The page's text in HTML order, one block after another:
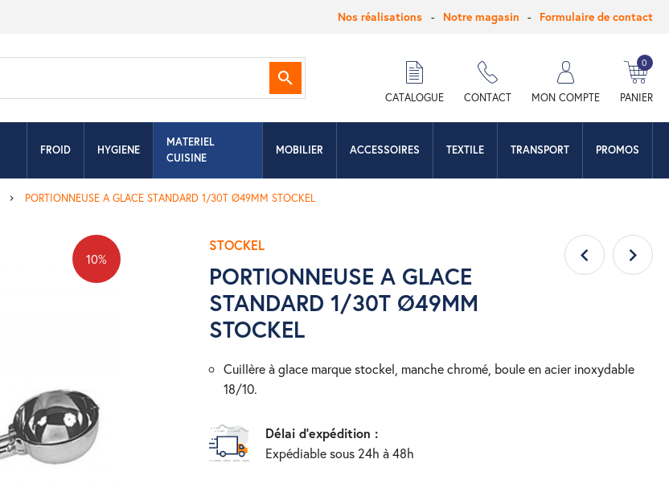
Nos réalisations Notre magasin Formulaire de contact
Rechercher
CATALOGUE CONTACT MON COMPTE PANIER
0
FROID HYGIENE
MATERIEL
CUISINE
MOBILIER ACCESSOIRES TEXTILE TRANSPORT PROMOS
PORTIONNEUSE A GLACE STANDARD 1/30T Ø49MM STOCKEL
10%
STOCKEL
PORTIONNEUSE A GLACE
STANDARD 1/30T Ø49MM
STOCKEL
cuillère à glace marque stockel, manche chromé, boule en acier inoxydable
18/10.
Délai d'expédition :
Expédiable sous 24h à 48h